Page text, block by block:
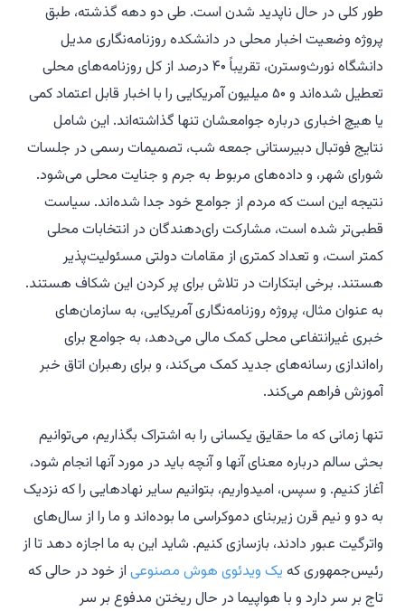
طور کلی در حال ناپدید شدن است. طی دو دهه گذشته، طبق
پروژه وضعیت اخبار محلی در دانشکده روزنامه‌نگاری مدیل
دانشگاه نورث‌وسترن، تقریباً ۴۰ درصد از کل روزنامه‌های محلی
تعطیل شده‌اند و ۵۰ میلیون آمریکایی را با اخبار قابل اعتماد کمی
یا هیچ اخباری درباره جوامعشان تنها گذاشته‌اند. این شامل
نتایج فوتبال دبیرستانی جمعه شب، تصمیمات رسمی در جلسات
شورای شهر، و داده‌های مربوط به جرم و جنایت محلی می‌شود.
نتیجه این است که مردم از جوامع خود جدا شده‌اند. سیاست
قطبی‌تر شده است، مشارکت رای‌دهندگان در انتخابات محلی
کمتر است، و تعداد کمتری از مقامات دولتی مسئولیت‌پذیر
هستند. برخی ابتکارات در تلاش برای پر کردن این شکاف هستند.
به عنوان مثال، پروژه روزنامه‌نگاری آمریکایی، به سازمان‌های
خبری غیرانتفاعی محلی کمک مالی می‌دهد، به جوامع برای
راه‌اندازی رسانه‌های جدید کمک می‌کند، و برای رهبران اتاق خبر
آموزش فراهم می‌کند.
تنها زمانی که ما حقایق یکسانی را به اشتراک بگذاریم، می‌توانیم
بحثی سالم درباره معنای آنها و آنچه باید در مورد آنها انجام شود،
آغاز کنیم. و سپس، امیدواریم، بتوانیم سایر نهادهایی را که نزدیک
به دو و نیم قرن زیربنای دموکراسی ما بوده‌اند و ما را از سال‌های
واترگیت عبور دادند، بازسازی کنیم. شاید این به ما اجازه دهد تا از
رئیس‌جمهوری که یک ویدئوی هوش مصنوعی از خود در حالی که
تاج بر سر دارد و با هواپیما در حال ریختن مدفوع بر سر